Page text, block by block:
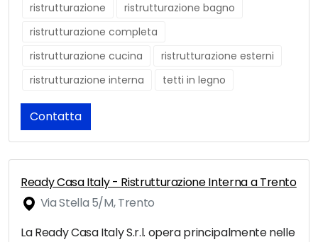
ristrutturazione
ristrutturazione bagno
ristrutturazione completa
ristrutturazione cucina
ristrutturazione esterni
ristrutturazione interna
tetti in legno
Contatta
Ready Casa Italy - Ristrutturazione Interna a Trento
Via Stella 5/M, Trento
La Ready Casa Italy S.r.l. opera principalmente nelle